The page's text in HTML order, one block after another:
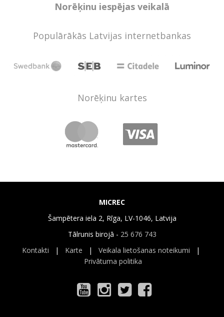
Norēķinu iespējas veikalā
Populārākās Latvijas internetbankas
Norēķinu kartes
MICREC
Šampētera iela 2, Rīga, LV-1046, Latvija
Tālrunis birojā - 25 676 743
Kontakti | Karte | Veikala lietošanas noteikumi |
Privātuma politika